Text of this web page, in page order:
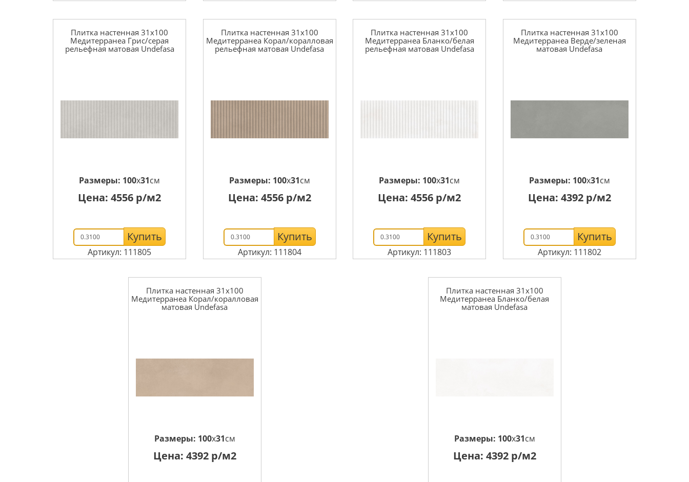
Плитка настенная 31x100
Медитерранеа Грис/серая
рельефная матовая Undefasa
Размеры: 100x31см
Цена:4556 р/м2
Купить
Артикул: 111805
Плитка настенная 31x100
Медитерранеа Корал/коралловая
рельефная матовая Undefasa
Размеры: 100x31см
Цена: 4556р/м2
Купить
Артикул: 111804
Плитка настенная 31x100
Медитерранеа Бланко/белая
рельефная матовая Undefasa
Размеры: 100x31см
Цена:4556 р/м2
Купить
Артикул: 111803
Плитка настенная 31x100
Медитерранеа Верде/зеленая
матовая Undefasa
Размеры: 100x31см
Цена: 4392р/м2
Купить
Артикул: 111802
Плитка настенная 31x100
Медитерранеа Корал/коралловая
матовая Undefasa
Размеры: 100x31см
Цена: 4392р/м2
Плитка настенная 31x100
Медитерранеа Бланко/белая
матовая Undefasa
Размеры: 100x31см
Цена: 4392р/м2